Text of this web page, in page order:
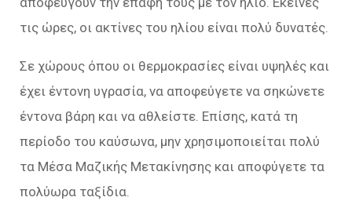
τις ώρες, οι ακτίνες του ηλίου είναι πολύ δυνατές.
Σε χώρους όπου οι θερμοκρασίες είναι υψηλές και
έχει έντονη υγρασία, να αποφεύγετε να σηκώνετε
έντονα βάρη και να αθλείστε. Επίσης, κατά τη
περίοδο του καύσωνα, μην χρησιμοποιείται πολύ
τα Μέσα Μαζικής Μετακίνησης και αποφύγετε τα
πολύωρα ταξίδια.